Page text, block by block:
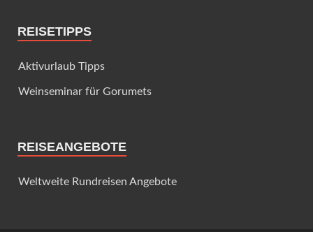
REISETIPPS
Aktivurlaub Tipps
Weinseminar für Gorumets
REISEANGEBOTE
Weltweite Rundreisen Angebote